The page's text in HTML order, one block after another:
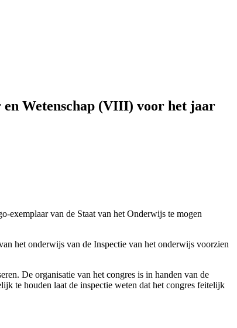
Wetenschap (VIII) voor het jaar
exemplaar van de Staat van het Onderwijs te mogen
het onderwijs van de Inspectie van het onderwijs voorzien
De organisatie van het congres is in handen van de
te houden laat de inspectie weten dat het congres feitelijk